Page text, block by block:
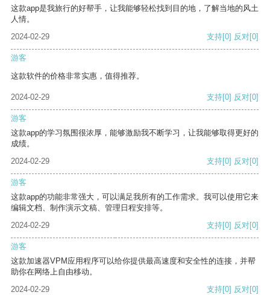
这款app是我旅行的好帮手，让我能够轻松找到目的地，了解当地的风土
人情。
2024-02-29
支持[0] 反对[0]
游客
这款软件的价格非常实惠，值得推荐。
2024-02-29 支持[0] 反对[0]
游客
这款app的学习氛围很浓厚，能够激励我不断学习，让我能够取得更好的
成绩。
2024-02-29
支持[0] 反对[0]
游客
这款app的功能非常强大，可以满足我所有的工作需求。我可以使用它来
编辑文档、制作演示文稿、管理日程安排等。
2024-02-29
支持[0] 反对[0]
游客
这款加速器VPM应用程序可以给你提供最高速度和安全性的连接，并帮
助你在网络上自由移动。
2024-02-29
支持[0] 反对[0]